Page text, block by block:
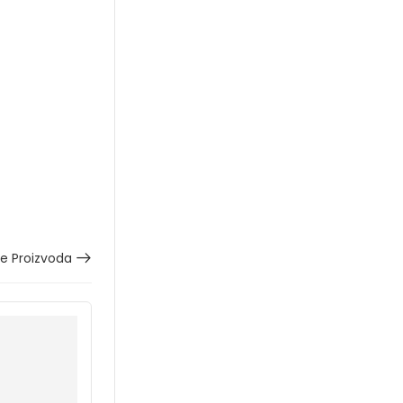
Proizvoda